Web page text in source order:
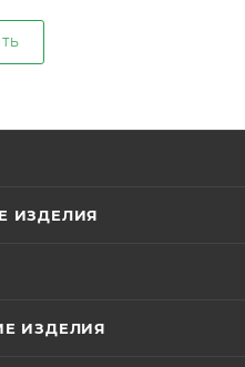
ИЗДЕЛИЯ
ИЗДЕЛИЯ